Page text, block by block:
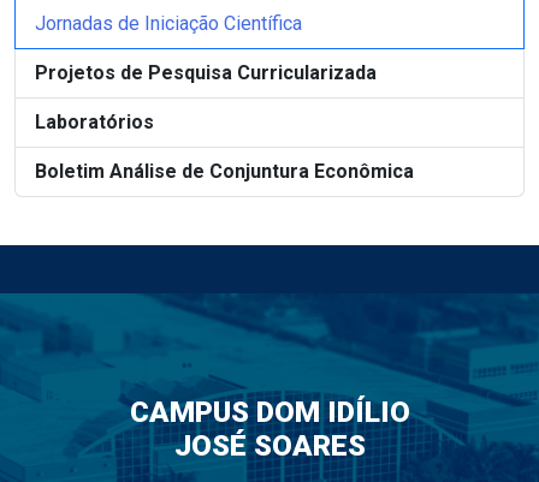
Jornadas de Iniciação Científica
Projetos de Pesquisa Curricularizada
Laboratórios
Boletim Análise de Conjuntura Econômica
CAMPUS DOM IDÍLIO
JOSÉ SOARES